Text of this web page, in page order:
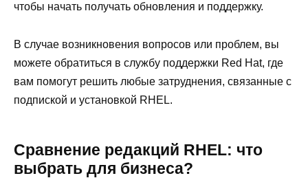
чтобы начать получать обновления и поддержку.
В случае возникновения вопросов или проблем, вы
можете обратиться в службу поддержки Red Hat, где
вам помогут решить любые затруднения, связанные с
подпиской и установкой RHEL.
Сравнение редакций RHEL: что
выбрать для бизнеса?